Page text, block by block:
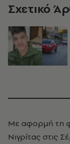
Σχετικό
Με αφορμή τη
Νιγρίτας στις